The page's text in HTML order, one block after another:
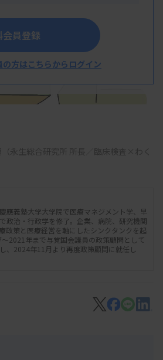
験年数に応じて目指せる専門
ば、技師会の認定検査技師や
資格などです。これらは、特定
会員登録
の方はこちらからログイン
應義塾大学大学院で医療マネジメント学、早
政治・行政学を修了。企業、病院、研究機関
政策と医療経営を軸にしたシンクタンクを起
2021年まで与党国会議員の政策顧問として
、2024年11月より再度政策顧問に就任し